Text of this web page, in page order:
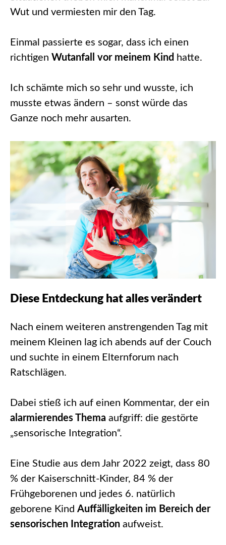
Wut und vermiesten mir den Tag.
Einmal passierte es sogar, dass ich einen
richtigen Wutanfall vor meinem Kind hatte.
Ich schämte mich so sehr und wusste, ich
musste etwas ändern – sonst würde das
Ganze noch mehr ausarten.
Diese Entdeckung hat alles verändert
Nach einem weiteren anstrengenden Tag mit
meinem Kleinen lag ich abends auf der Couch
und suchte in einem Elternforum nach
Ratschlägen.
Dabei stieß ich auf einen Kommentar, der ein
alarmierendes Thema aufgriff: die gestörte
„sensorische Integration“.
Eine Studie aus dem Jahr 2022 zeigt, dass 80
% der Kaiserschnitt-Kinder, 84 % der
Frühgeborenen und jedes 6. natürlich
geborene Kind Auffälligkeiten im Bereich der
sensorischen Integration aufweist.